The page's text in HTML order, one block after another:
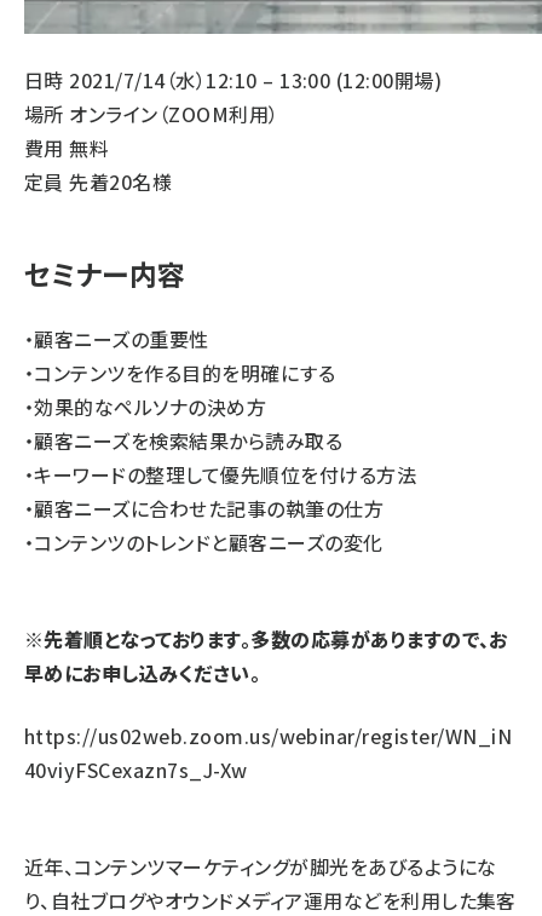
日時 2021/7/14（水）12:10 – 13:00 (12:00開場)
場所 オンライン（ZOOM利用）
費用 無料
定員 先着20名様
セミナー内容
・顧客ニーズの重要性
・コンテンツを作る目的を明確にする
・効果的なペルソナの決め方
・顧客ニーズを検索結果から読み取る
・キーワードの整理して優先順位を付ける方法
・顧客ニーズに合わせた記事の執筆の仕方
・コンテンツのトレンドと顧客ニーズの変化
※先着順となっております。多数の応募がありますので、お
早めにお申し込みください。
https://us02web.zoom.us/webinar/register/WN_iN
40viyFSCexazn7s_J-Xw
近年、コンテンツマーケティングが脚光をあびるようにな
り、自社ブログやオウンドメディア運用などを利用した集客